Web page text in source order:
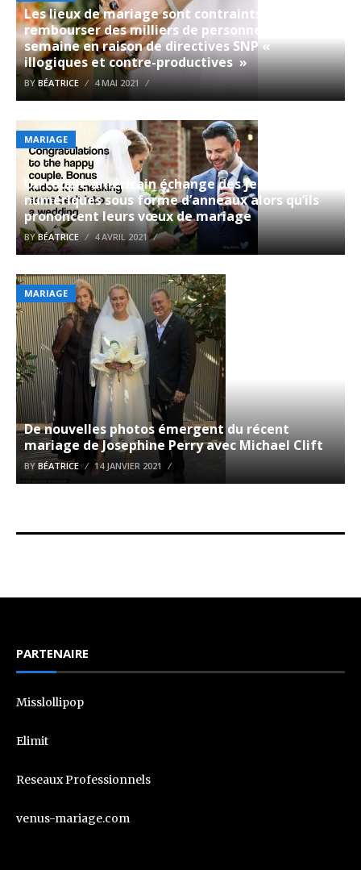
Les lieux de mariage sont contraints de
rembourser des milliers de personnes par
semaine en raison de directives SNP «
illogiques et contre-productives »
BY BÉATRICE 4 MAI 2021
MARIAGE
Un couple américain échange des jetons
numériques sous forme d’anneaux alors qu’ils
prononcent leurs vœux de mariage
BYBÉATRICE 4 AVRIL 2021
MARIAGE
De nouvelles photos émergent du récent
mariage de Josephine Perry avec Michael Clift
BYBÉATRICE 14 JANVIER 2021
PARTENAIRE
Misslollipop
Elimit
Reseaux Professionnels
venus-mariage.com